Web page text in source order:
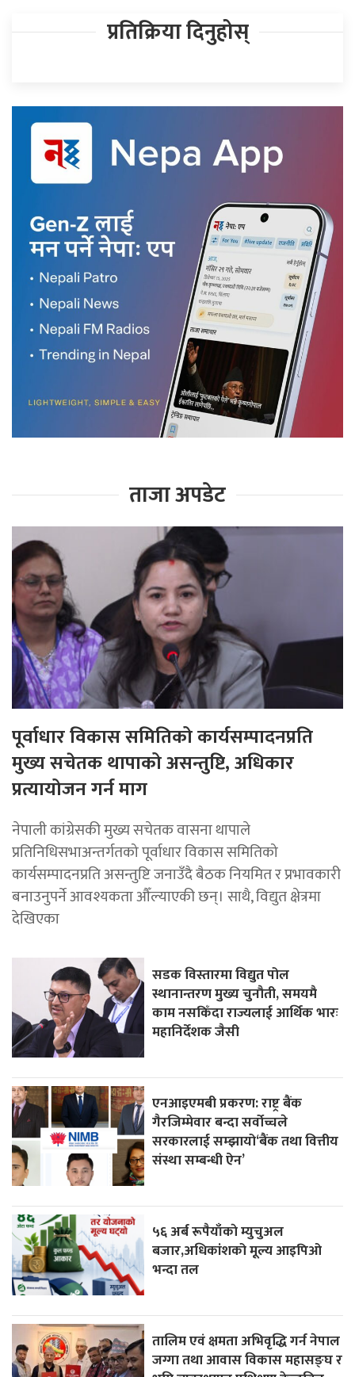
प्रतिक्रिया दिनुहोस्
ताजा अपडेट
पूर्वाधार विकास समितिको कार्यसम्पादनप्रति
मुख्य सचेतक थापाको असन्तुष्टि, अधिकार
प्रत्यायोजन गर्न माग
नेपाली कांग्रेसकी मुख्य सचेतक वासना थापाले
प्रतिनिधिसभाअन्तर्गतको पूर्वाधार विकास समितिको
कार्यसम्पादनप्रति असन्तुष्टि जनाउँदै बैठक नियमित र प्रभावकारी
बनाउनुपर्ने आवश्यकता औँल्याएकी छन्। साथै, विद्युत क्षेत्रमा
देखिएका
सडक विस्तारमा विद्युत पोल
स्थानान्तरण मुख्य चुनौती, समयमै
काम नसकिँदा राज्यलाई आर्थिक भारः
महानिर्देशक जैसी
एनआइएमबी प्रकरण: राष्ट्र बैंक
गैरजिम्मेवार बन्दा सर्वोच्चले
सरकारलाई सम्झायो‘बैंक तथा वित्तीय
संस्था सम्बन्धी ऐन’
५६ अर्ब रूपैयाँकाे म्युचुअल
बजार,अधिकांशको मूल्य आइपिओ
भन्दा तल
तालिम एवं क्षमता अभिवृद्धि गर्न नेपाल
जग्गा तथा आवास विकास महासङ्घ र